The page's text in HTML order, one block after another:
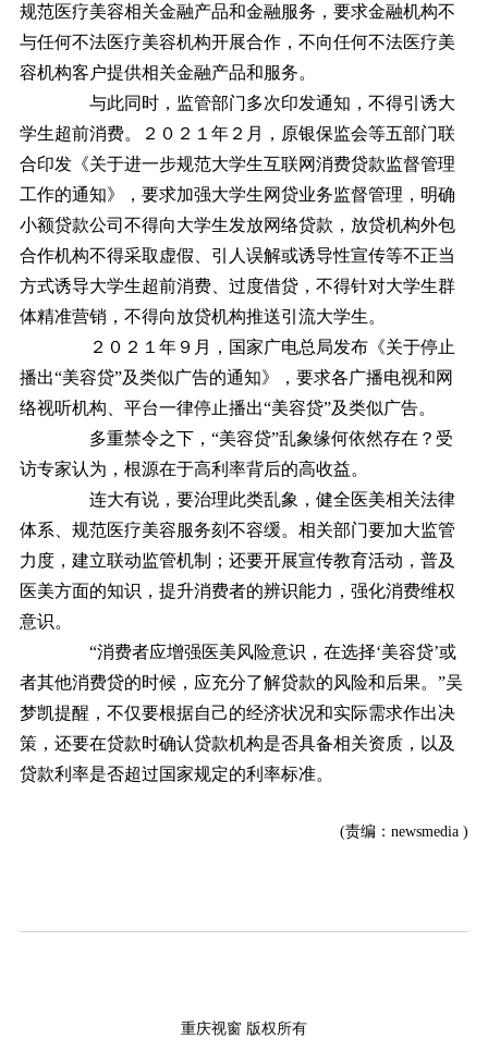
规范医疗美容相关金融产品和金融服务，要求金融机构不
与任何不法医疗美容机构开展合作，不向任何不法医疗美
容机构客户提供相关金融产品和服务。
与此同时，监管部门多次印发通知，不得引诱大
学生超前消费。２０２１年２月，原银保监会等五部门联
合印发《关于进一步规范大学生互联网消费贷款监督管理
工作的通知》，要求加强大学生网贷业务监督管理，明确
小额贷款公司不得向大学生发放网络贷款，放贷机构外包
合作机构不得采取虚假、引人误解或诱导性宣传等不正当
方式诱导大学生超前消费、过度借贷，不得针对大学生群
体精准营销，不得向放贷机构推送引流大学生。
２０２１年９月，国家广电总局发布《关于停止
播出“美容贷”及类似广告的通知》，要求各广播电视和网
络视听机构、平台一律停止播出“美容贷”及类似广告。
多重禁令之下，“美容贷”乱象缘何依然存在？受
访专家认为，根源在于高利率背后的高收益。
连大有说，要治理此类乱象，健全医美相关法律
体系、规范医疗美容服务刻不容缓。相关部门要加大监管
力度，建立联动监管机制；还要开展宣传教育活动，普及
医美方面的知识，提升消费者的辨识能力，强化消费维权
意识。
“消费者应增强医美风险意识，在选择‘美容贷’或
者其他消费贷的时候，应充分了解贷款的风险和后果。”吴
梦凯提醒，不仅要根据自己的经济状况和实际需求作出决
策，还要在贷款时确认贷款机构是否具备相关资质，以及
贷款利率是否超过国家规定的利率标准。
(责编：newsmedia )
重庆视窗 版权所有